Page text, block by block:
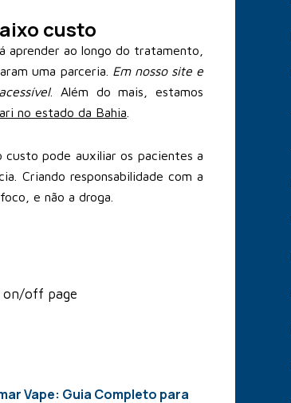
custo
aprender ao longo do tratamento,
uma parceria.
Em nosso site e
. Além do mais, estamos
no estado da Bahia
custo pode auxiliar os pacientes a
Criando responsabilidade com a
e não a droga.
on/off page
Vape: Guia Completo para